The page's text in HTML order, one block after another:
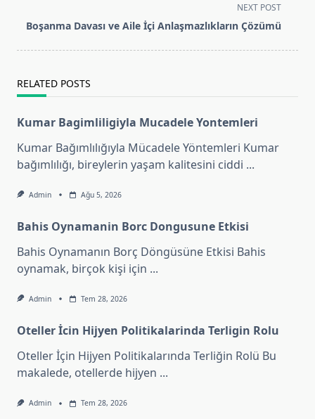
reader-
NEXT POST
Boşanma Davası ve Aile İçi Anlaşmazlıkların Çözümü
RELATED POSTS
Kumar Bagimliligiyla Mucadele Yontemleri
Kumar Bağımlılığıyla Mücadele Yöntemleri Kumar
bağımlılığı, bireylerin yaşam kalitesini ciddi ...
Admin Ağu 5, 2026
Bahis Oynamanin Borc Dongusune Etkisi
Bahis Oynamanın Borç Döngüsüne Etkisi Bahis
oynamak, birçok kişi için ...
Admin Tem 28, 2026
Oteller İcin Hijyen Politikalarinda Terligin Rolu
Oteller İçin Hijyen Politikalarında Terliğin Rolü Bu
makalede, otellerde hijyen ...
Admin Tem 28, 2026